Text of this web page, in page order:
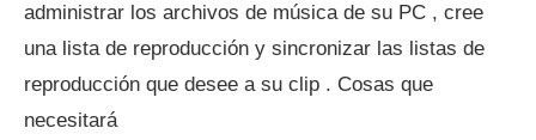
administrar los archivos de música de su PC , cree
una lista de reproducción y sincronizar las listas de
reproducción que desee a su clip . Cosas que
necesitará